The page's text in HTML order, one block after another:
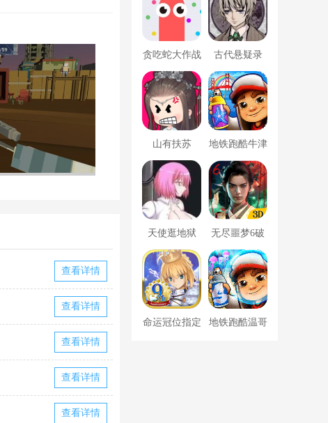
查看详情
查看详情
查看详情
查看详情
查看详情
内置菜单版
贪吃蛇大作战
破解版
古代悬疑录
山有扶苏 地铁跑酷牛津
版内置菜单
天使逛地狱 无尽噩梦6破
解版内置菜单
MOD修改器
命运冠位指定 地铁跑酷温哥